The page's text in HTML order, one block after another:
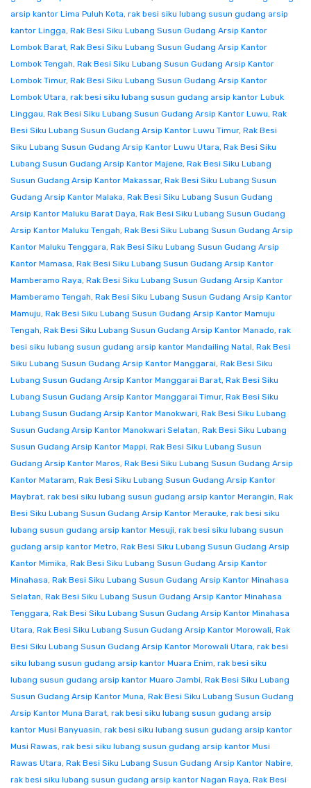
arsip kantor Lima Puluh Kota, rak besi siku lubang susun gudang arsip
kantor Lingga, Rak Besi Siku Lubang Susun Gudang Arsip Kantor
Lombok Barat, Rak Besi Siku Lubang Susun Gudang Arsip Kantor
Lombok Tengah, Rak Besi Siku Lubang Susun Gudang Arsip Kantor
Lombok Timur, Rak Besi Siku Lubang Susun Gudang Arsip Kantor
Lombok Utara, rak besi siku lubang susun gudang arsip kantor Lubuk
Linggau, Rak Besi Siku Lubang Susun Gudang Arsip Kantor Luwu, Rak
Besi Siku Lubang Susun Gudang Arsip Kantor Luwu Timur, Rak Besi
Siku Lubang Susun Gudang Arsip Kantor Luwu Utara, Rak Besi Siku
Lubang Susun Gudang Arsip Kantor Majene, Rak Besi Siku Lubang
Susun Gudang Arsip Kantor Makassar, Rak Besi Siku Lubang Susun
Gudang Arsip Kantor Malaka, Rak Besi Siku Lubang Susun Gudang
Arsip Kantor Maluku Barat Daya, Rak Besi Siku Lubang Susun Gudang
Arsip Kantor Maluku Tengah, Rak Besi Siku Lubang Susun Gudang Arsip
Kantor Maluku Tenggara, Rak Besi Siku Lubang Susun Gudang Arsip
Kantor Mamasa, Rak Besi Siku Lubang Susun Gudang Arsip Kantor
Mamberamo Raya, Rak Besi Siku Lubang Susun Gudang Arsip Kantor
Mamberamo Tengah, Rak Besi Siku Lubang Susun Gudang Arsip Kantor
Mamuju, Rak Besi Siku Lubang Susun Gudang Arsip Kantor Mamuju
Tengah, Rak Besi Siku Lubang Susun Gudang Arsip Kantor Manado, rak
besi siku lubang susun gudang arsip kantor Mandailing Natal, Rak Besi
Siku Lubang Susun Gudang Arsip Kantor Manggarai, Rak Besi Siku
Lubang Susun Gudang Arsip Kantor Manggarai Barat, Rak Besi Siku
Lubang Susun Gudang Arsip Kantor Manggarai Timur, Rak Besi Siku
Lubang Susun Gudang Arsip Kantor Manokwari, Rak Besi Siku Lubang
Susun Gudang Arsip Kantor Manokwari Selatan, Rak Besi Siku Lubang
Susun Gudang Arsip Kantor Mappi, Rak Besi Siku Lubang Susun
Gudang Arsip Kantor Maros, Rak Besi Siku Lubang Susun Gudang Arsip
Kantor Mataram, Rak Besi Siku Lubang Susun Gudang Arsip Kantor
Maybrat, rak besi siku lubang susun gudang arsip kantor Merangin, Rak
Besi Siku Lubang Susun Gudang Arsip Kantor Merauke, rak besi siku
lubang susun gudang arsip kantor Mesuji, rak besi siku lubang susun
gudang arsip kantor Metro, Rak Besi Siku Lubang Susun Gudang Arsip
Kantor Mimika, Rak Besi Siku Lubang Susun Gudang Arsip Kantor
Minahasa, Rak Besi Siku Lubang Susun Gudang Arsip Kantor Minahasa
Selatan, Rak Besi Siku Lubang Susun Gudang Arsip Kantor Minahasa
Tenggara, Rak Besi Siku Lubang Susun Gudang Arsip Kantor Minahasa
Utara, Rak Besi Siku Lubang Susun Gudang Arsip Kantor Morowali, Rak
Besi Siku Lubang Susun Gudang Arsip Kantor Morowali Utara, rak besi
siku lubang susun gudang arsip kantor Muara Enim, rak besi siku
lubang susun gudang arsip kantor Muaro Jambi, Rak Besi Siku Lubang
Susun Gudang Arsip Kantor Muna, Rak Besi Siku Lubang Susun Gudang
Arsip Kantor Muna Barat, rak besi siku lubang susun gudang arsip
kantor Musi Banyuasin, rak besi siku lubang susun gudang arsip kantor
Musi Rawas, rak besi siku lubang susun gudang arsip kantor Musi
Rawas Utara, Rak Besi Siku Lubang Susun Gudang Arsip Kantor Nabire,
rak besi siku lubang susun gudang arsip kantor Nagan Raya, Rak Besi